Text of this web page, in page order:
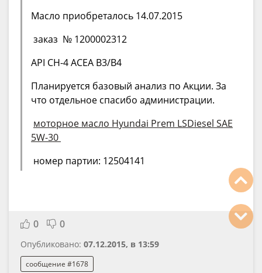
Масло приобреталось 14.07.2015
заказ № 1200002312
API CH-4 ACEA B3/B4
Планируется базовый анализ по Акции. За
что отдельное спасибо администрации.
моторное масло Hyundai Prem LSDiesel SAE
5W-30
номер партии: 12504141
0 0
Опубликовано: 07.12.2015, в 13:59
сообщение #1678